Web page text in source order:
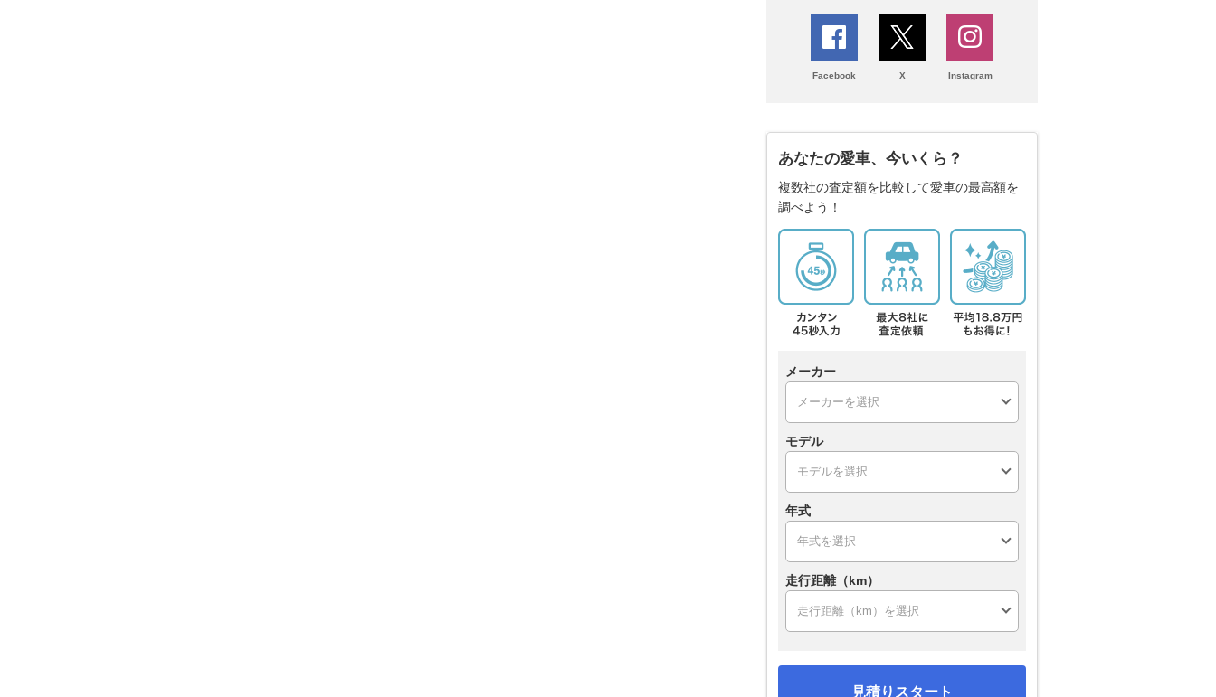
Facebook X Instagram
あなたの愛車、今いくら？
複数社の査定額を比較して愛車の最高額を
調べよう！
メーカー
モデル
年式
走行距離（km）
見積りスタート